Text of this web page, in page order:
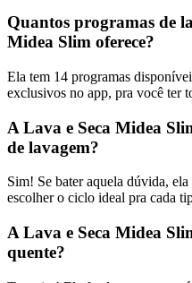
Quantos programas de
Midea Slim oferece?
Ela tem 14 programas
exclusivos no app, pra você ter
A Lava e Seca Midea
de lavagem?
Sim! Se bater aquela dúvida,
escolher o ciclo ideal pra cada
A Lava e Seca Midea
quente?